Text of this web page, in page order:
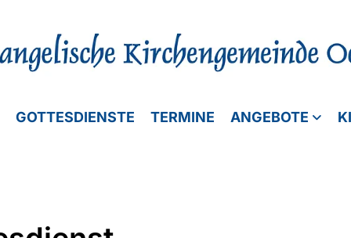
GOTTESDIENSTE TERMINE ANGEBOTE